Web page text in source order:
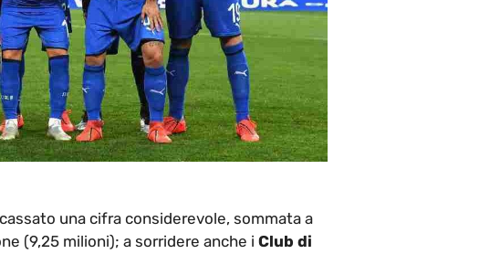
una cifra considerevole, sommata a
(9,25 milioni); a sorridere anche i Club di